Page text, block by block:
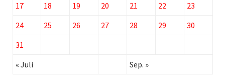
17
18 19 20 21 22
23
24
25 26 27 28 29
30
31
« Juli
Sep. »